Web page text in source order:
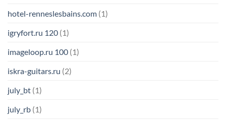
hotel-renneslesbains.com (1)
igryfort.ru 120 (1)
imageloop.ru 100 (1)
iskra-guitars.ru (2)
july_bt (1)
july_rb (1)